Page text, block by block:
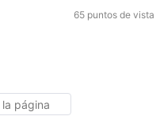
65 puntos de vista